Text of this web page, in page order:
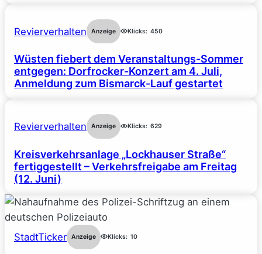
Revierverhalten Anzeige Klicks: 450
Wüsten fiebert dem Veranstaltungs-Sommer
entgegen: Dorfrocker-Konzert am 4. Juli,
Anmeldung zum Bismarck-Lauf gestartet
Revierverhalten Anzeige Klicks: 629
Kreisverkehrsanlage „Lockhauser Straße“
fertiggestellt – Verkehrsfreigabe am Freitag
(12. Juni)
StadtTicker Anzeige Klicks: 10